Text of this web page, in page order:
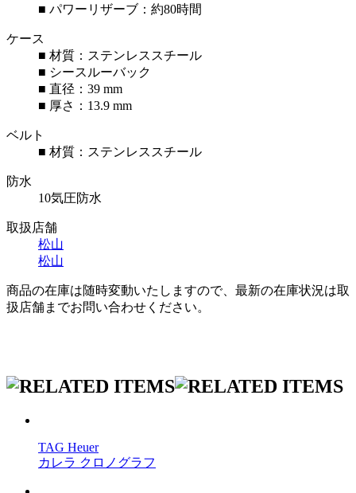
■ パワーリザーブ：約80時間
ケース
■ 材質：ステンレススチール
■ シースルーバック
■ 直径：39 mm
■ 厚さ：13.9 mm
ベルト
■ 材質：ステンレススチール
防水
10気圧防水
取扱店舗
松山
松山
商品の在庫は随時変動いたしますので、最新の在庫状況は取
扱店舗までお問い合わせください。
TAG Heuer
カレラ クロノグラフ